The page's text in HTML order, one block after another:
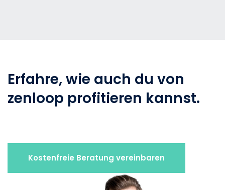
Erfahre, wie auch du von
zenloop profitieren kannst.
Kostenfreie Beratung vereinbaren